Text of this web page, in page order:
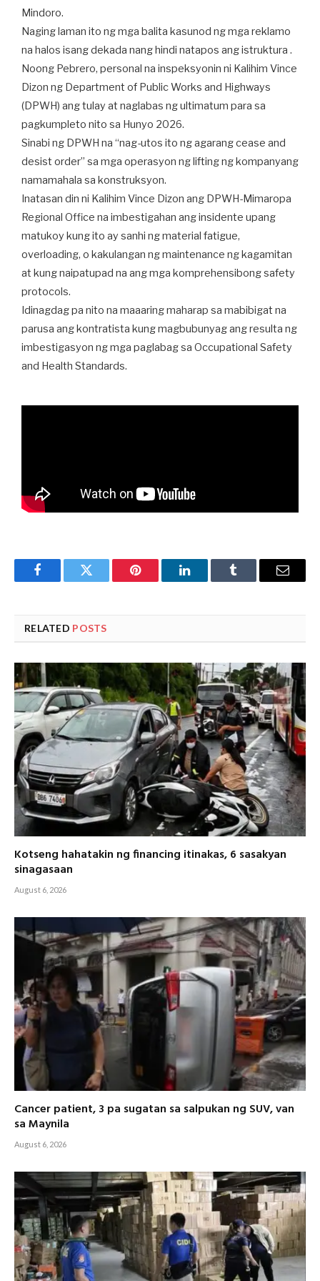
Mindoro.
Naging laman ito ng mga balita kasunod ng mga reklamo
na halos isang dekada nang hindi natapos ang istruktura .
Noong Pebrero, personal na inspeksyonin ni Kalihim Vince
Dizon ng Department of Public Works and Highways
(DPWH) ang tulay at naglabas ng ultimatum para sa
pagkumpleto nito sa Hunyo 2026.
Sinabi ng DPWH na “nag-utos ito ng agarang cease and
desist order” sa mga operasyon ng lifting ng kompanyang
namamahala sa konstruksyon.
Inatasan din ni Kalihim Vince Dizon ang DPWH-Mimaropa
Regional Office na imbestigahan ang insidente upang
matukoy kung ito ay sanhi ng material fatigue,
overloading, o kakulangan ng maintenance ng kagamitan
at kung naipatupad na ang mga komprehensibong safety
protocols.
Idinagdag pa nito na maaaring maharap sa mabibigat na
parusa ang kontratista kung magbubunyag ang resulta ng
imbestigasyon ng mga paglabag sa Occupational Safety
and Health Standards.
FacebookTwitter Pinterest LinkedInTumblr Email
RELATED POSTS
Kotseng hahatakin ng financing itinakas, 6 sasakyan
sinagasaan
August 6, 2026
Cancer patient, 3 pa sugatan sa salpukan ng SUV, van
sa Maynila
August 6, 2026